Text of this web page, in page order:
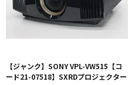
【ジャンク】SONY VPL-VW515【コ
ード21-07518】SXRDプロジェクター